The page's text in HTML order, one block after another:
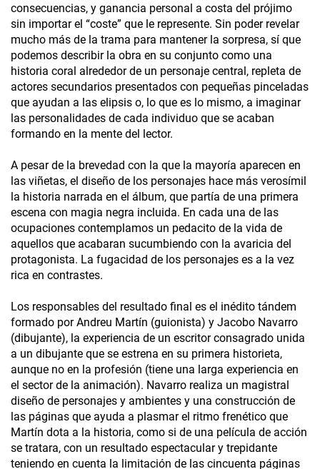
consecuencias, y ganancia personal a costa del prójimo
sin importar el “coste” que le represente. Sin poder revelar
mucho más de la trama para mantener la sorpresa, sí que
podemos describir la obra en su conjunto como una
historia coral alrededor de un personaje central, repleta de
actores secundarios presentados con pequeñas pinceladas
que ayudan a las elipsis o, lo que es lo mismo, a imaginar
las personalidades de cada individuo que se acaban
formando en la mente del lector.
A pesar de la brevedad con la que la mayoría aparecen en
las viñetas, el diseño de los personajes hace más verosímil
la historia narrada en el álbum, que partía de una primera
escena con magia negra incluida. En cada una de las
ocupaciones contemplamos un pedacito de la vida de
aquellos que acabaran sucumbiendo con la avaricia del
protagonista. La fugacidad de los personajes es a la vez
rica en contrastes.
Los responsables del resultado final es el inédito tándem
formado por Andreu Martín (guionista) y Jacobo Navarro
(dibujante), la experiencia de un escritor consagrado unida
a un dibujante que se estrena en su primera historieta,
aunque no en la profesión (tiene una larga experiencia en
el sector de la animación). Navarro realiza un magistral
diseño de personajes y ambientes y una construcción de
las páginas que ayuda a plasmar el ritmo frenético que
Martín dota a la historia, como si de una película de acción
se tratara, con un resultado espectacular y trepidante
teniendo en cuenta la limitación de las cincuenta páginas